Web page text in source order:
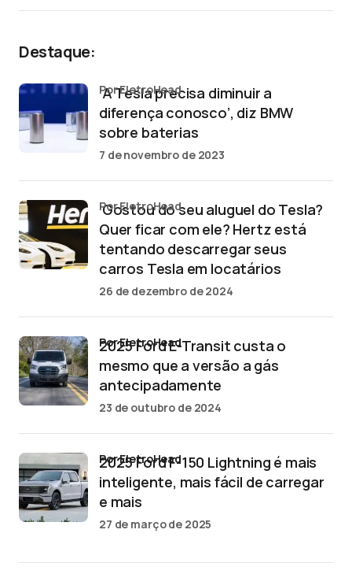
Destaque:
‘A Tesla precisa diminuir a
diferença conosco’, diz BMW
sobre baterias
por EletroHead
7 de novembro de 2023
‘Gostou do seu aluguel do Tesla?
Quer ficar com ele? Hertz está
tentando descarregar seus
carros Tesla em locatários
por EletroHead
26 de dezembro de 2024
2025 Ford E-Transit custa o
mesmo que a versão a gás
antecipadamente
por EletroHead
23 de outubro de 2024
2025 Ford F-150 Lightning é mais
inteligente, mais fácil de carregar
e mais
por EletroHead
27 de março de 2025